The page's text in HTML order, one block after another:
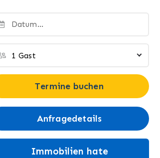
Termine buchen
Anfragedetails
Immobilien hate